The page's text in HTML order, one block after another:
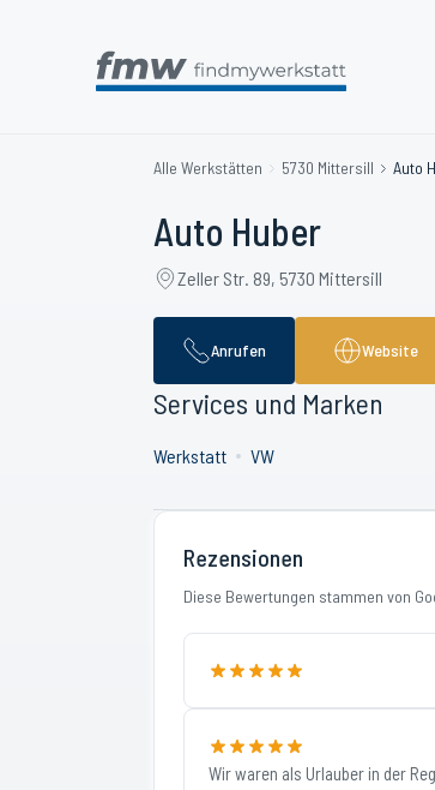
Alle Werkstätten 5730 Mittersill Auto
Auto Huber
Zeller Str. 89, 5730 Mittersill
Anrufen Website
Services und Marken
Werkstatt VW
Rezensionen
Diese Bewertungen stammen von
Wir waren als Urlauber in der